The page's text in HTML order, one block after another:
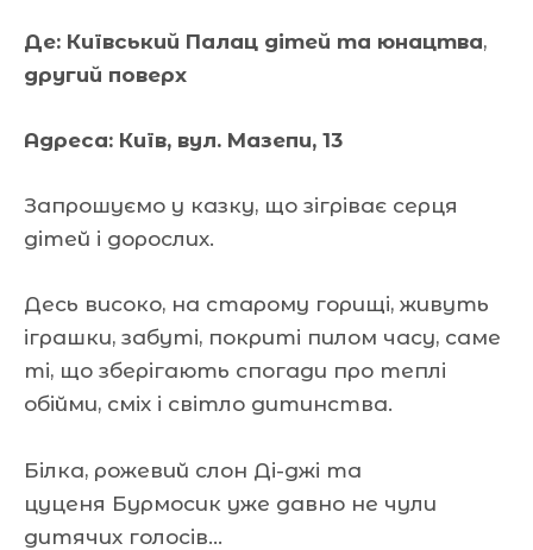
Де: Київський Палац дітей та юнацтва,
другий поверх
Адреса: Київ, вул. Мазепи, 13
Запрошуємо у казку, що зігріває серця
дітей і дорослих.
Десь високо, на старому горищі, живуть
іграшки, забуті, покриті пилом часу, саме
ті, що зберігають спогади про теплі
обійми, сміх і світло дитинства.
Білка, рожевий слон Ді-джі та
цуценя Бурмосик уже давно не чули
дитячих голосів…